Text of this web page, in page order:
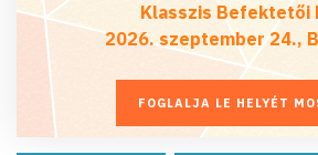
Klasszis Befektetői
2026. szeptember 24.,
FOGLALJA LE HELYÉT